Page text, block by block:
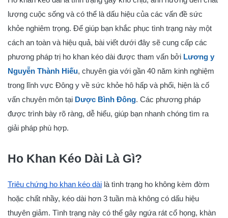
lượng cuộc sống và có thể là dấu hiệu của các vấn đề sức
khỏe nghiêm trọng. Để giúp bạn khắc phục tình trạng này một
cách an toàn và hiệu quả, bài viết dưới đây sẽ cung cấp các
phương pháp trị ho khan kéo dài được tham vấn bởi Lương y
Nguyễn Thành Hiếu, chuyên gia với gần 40 năm kinh nghiệm
trong lĩnh vực Đông y về sức khỏe hô hấp và phổi, hiện là cố
vấn chuyên môn tại Dược Bình Đông. Các phương pháp
được trình bày rõ ràng, dễ hiểu, giúp bạn nhanh chóng tìm ra
giải pháp phù hợp.
Ho Khan Kéo Dài Là Gì?
Triệu chứng ho khan kéo dài là tình trạng ho không kèm đờm
hoặc chất nhầy, kéo dài hơn 3 tuần mà không có dấu hiệu
thuyên giảm. Tình trạng này có thể gây ngứa rát cổ họng, khàn